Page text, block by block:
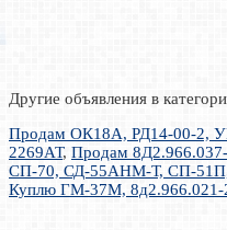
Другие объявления в
Продам ОК18А, РД14-00-2,
2269АТ, Продам
СП-70, СД-55АНМ-Т, СП-
Куплю ГМ-37М, 8д2.966.021-